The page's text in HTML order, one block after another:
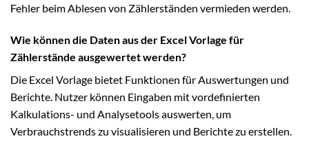
Fehler beim Ablesen von Zählerständen vermieden werden.
Wie können die Daten aus der Excel Vorlage für
Zählerstände ausgewertet werden?
Die Excel Vorlage bietet Funktionen für Auswertungen und
Berichte. Nutzer können Eingaben mit vordefinierten
Kalkulations- und Analysetools auswerten, um
Verbrauchstrends zu visualisieren und Berichte zu erstellen.